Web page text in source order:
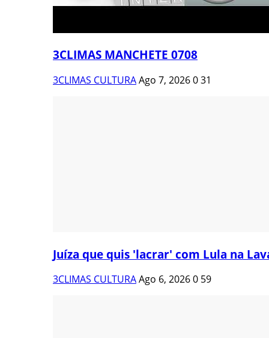
3CLIMAS MANCHETE 0708
3CLIMAS CULTURAAgo 7, 2026031
Juíza que quis 'lacrar' com Lula na
3CLIMAS CULTURAAgo 6, 20260 59